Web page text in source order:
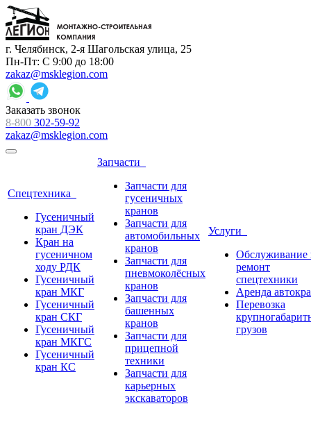
г. Челябинск, 2-я Шагольская улица, 25
Пн-Пт: С 9:00 до 18:00
zakaz@msklegion.com
Заказать звонок
8-800 302-59-92
zakaz@msklegion.com
Спецтехника
Гусеничный
кран ДЭК
Кран на
гусеничном
ходу РДК
Гусеничный
кран МКГ
Гусеничный
кран СКГ
Гусеничный
кран МКГС
Гусеничный
кран КС
Запчасти
Запчасти для
гусеничных
кранов
Запчасти для
автомобильных
кранов
Запчасти для
пневмоколёсных
кранов
Запчасти для
башенных
кранов
Запчасти для
прицепной
техники
Запчасти для
карьерных
экскаваторов
Услуги
Обслуживание
ремонт
спецтехники
Аренда
Перевозка
грузов